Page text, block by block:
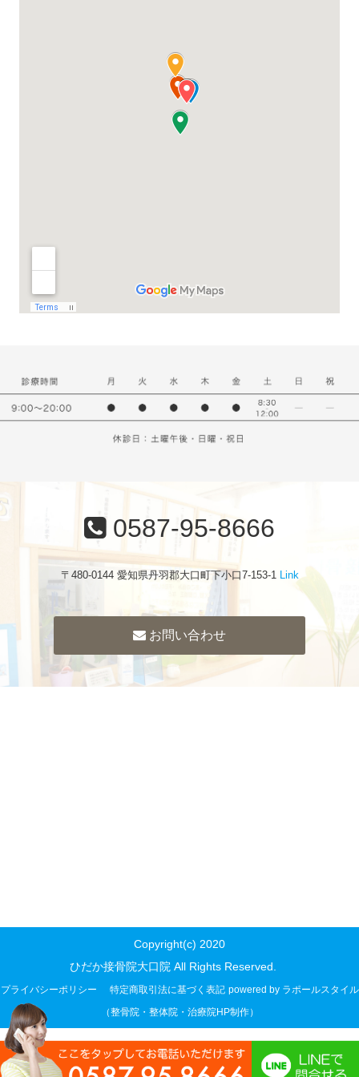
0587-95-8666
〒480-0144 愛知県丹羽郡大口町下小口7-153-1 Link
お問い合わせ
Copyright(c) 2020
ひだか接骨院大口院 All Rights Reserved.
プライバシーポリシー 特定商取引法に基づく表記 powered by ラポールスタイル
（整骨院・整体院・治療院HP制作）